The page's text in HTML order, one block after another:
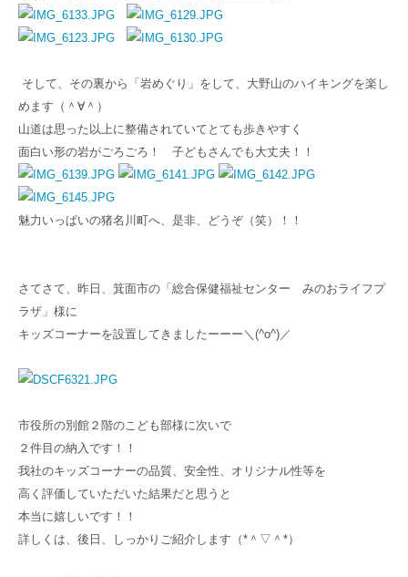
そして、その裏から「岩めぐり」をして、大野山のハイキングを楽し
めます（＾∀＾）
山道は思った以上に整備されていてとても歩きやすく
面白い形の岩がごろごろ！ 子どもさんでも大丈夫！！
魅力いっぱいの猪名川町へ、是非、どうぞ（笑）！！
さてさて、昨日、箕面市の「総合保健福祉センター みのおライフプ
ラザ」様に
キッズコーナーを設置してきましたーーー＼(^o^)／
市役所の別館２階のこども部様に次いで
２件目の納入です！！
我社のキッズコーナーの品質、安全性、オリジナル性等を
高く評価していただいた結果だと思うと
本当に嬉しいです！！
詳しくは、後日、しっかりご紹介します（*＾▽＾*）